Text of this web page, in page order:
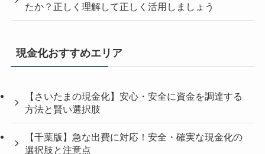
たか？正しく理解して正しく活用しましょう
現金化おすすめエリア
【さいたまの現金化】安心・安全に資金を調達する
方法と賢い選択肢
【千葉版】急な出費に対応！安全・確実な現金化の
選択肢と注意点